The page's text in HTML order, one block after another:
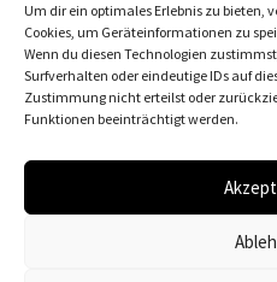
Um dir ein optimales Erlebnis zu bieten,
Cookies, um Geräteinformationen zu
Wenn du diesen Technologien
Surfverhalten oder eindeutige IDs auf
Zustimmung nicht erteilst oder
Funktionen beeinträchtigt werden.
Dessau: Arbeitsamt
Dessau: 100 Jahre Bauhaus
Vielfalt der